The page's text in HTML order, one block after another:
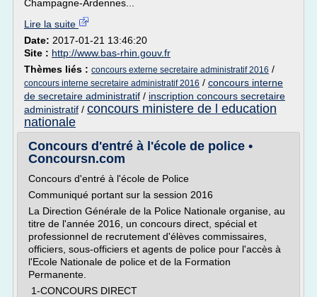
Champagne-Ardennes...
Lire la suite
Date: 2017-01-21 13:46:20
Site : http://www.bas-rhin.gouv.fr
Thèmes liés : concours externe secretaire administratif 2016 /
concours interne secretaire administratif 2016 / concours interne
de secretaire administratif / inscription concours secretaire
administratif / concours ministere de l education
nationale
Concours d'entré à l'école de police •
Concoursn.com
Concours d'entré à l'école de Police
Communiqué portant sur la session 2016
La Direction Générale de la Police Nationale organise, au
titre de l'année 2016, un concours direct, spécial et
professionnel de recrutement d'élèves commissaires,
officiers, sous-officiers et agents de police pour l'accès à
l'Ecole Nationale de police et de la Formation
Permanente.
1-CONCOURS DIRECT